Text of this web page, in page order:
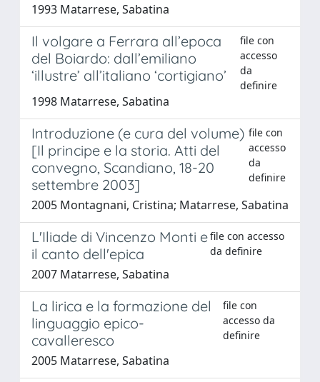
1993 Matarrese, Sabatina
Il volgare a Ferrara all’epoca
del Boiardo: dall’emiliano
‘illustre’ all’italiano ‘cortigiano’
file con
accesso
da
definire
1998 Matarrese, Sabatina
Introduzione (e cura del volume)
[Il principe e la storia. Atti del
convegno, Scandiano, 18-20
settembre 2003]
file con
accesso
da
definire
2005 Montagnani, Cristina; Matarrese, Sabatina
L'Iliade di Vincenzo Monti e
il canto dell'epica
file con accesso
da definire
2007 Matarrese, Sabatina
La lirica e la formazione del
linguaggio epico-
cavalleresco
file con
accesso da
definire
2005 Matarrese, Sabatina